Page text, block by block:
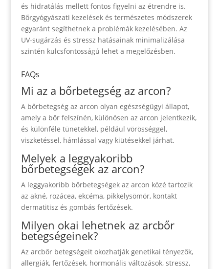
és hidratálás mellett fontos figyelni az étrendre is.
Bőrgyógyászati kezelések és természetes módszerek
egyaránt segíthetnek a problémák kezelésében. Az
UV-sugárzás és stressz hatásainak minimalizálása
szintén kulcsfontosságú lehet a megelőzésben.
FAQs
Mi az a bőrbetegség az arcon?
A bőrbetegség az arcon olyan egészségügyi állapot,
amely a bőr felszínén, különösen az arcon jelentkezik,
és különféle tünetekkel, például vörösséggel,
viszketéssel, hámlással vagy kiütésekkel járhat.
Melyek a leggyakoribb
bőrbetegségek az arcon?
A leggyakoribb bőrbetegségek az arcon közé tartozik
az akné, rozácea, ekcéma, pikkelysömör, kontakt
dermatitisz és gombás fertőzések.
Milyen okai lehetnek az arcbőr
betegségeinek?
Az arcbőr betegségeit okozhatják genetikai tényezők,
allergiák, fertőzések, hormonális változások, stressz,